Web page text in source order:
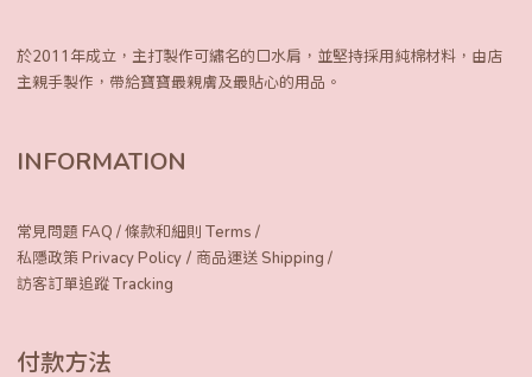
於2011年成立，主打製作可繡名的口水肩， 並堅持採用純棉材料，由店
主親手製作， 帶給寶寶最親膚及最貼心的用品。
INFORMATION
常見問題 FAQ /條款和細則 Terms /
私隱政策 Privacy Policy / 商品運送 Shipping /
訪客訂單追蹤 Tracking
付款方法